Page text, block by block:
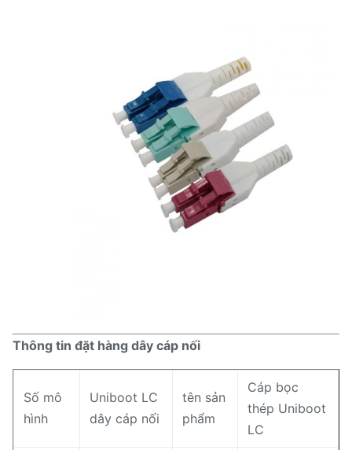
Thông tin đặt hàng dây cáp nối
Số mô
hình
Uniboot LC
dây cáp nối
tên sản
phẩm
Cáp bọc
thép Uniboot
LC